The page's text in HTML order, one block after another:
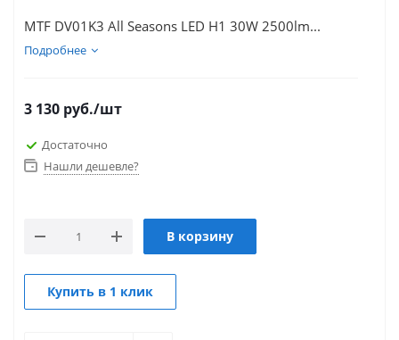
MTF DV01K3 All Seasons LED H1 30W 2500lm...
Подробнее
3 130 руб./шт
Достаточно
Нашли дешевле?
В корзину
Купить в 1 клик